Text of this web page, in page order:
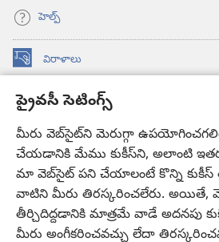
ప్రైవసీ సెటింగ్స్
మీరు వెబ్‌సైట్‌ని మెరుగ్గా
చేయడానికి మేము కుకీస్‌ని, అలాంటి
మా వెబ్‌సైట్‌ పని చేయాలంటే కొన్ని కుకీస్‌
వాటిని మీరు తిరస్కరించలేరు. అయితే,
తీర్చిదిద్దడానికి మాత్రమే వాడే అదనపు
మీరు అంగీకరించవచ్చు లేదా
హెల్ప్‌
విరాళాలు
(కొత్త
ఓపెన్‌ కావలికోట ఆన్‌లైన్‌ లైబ్రరీ
(కొత్త
విండో
ఓపెన్‌
అవుతుంది)
JW Hub®
(కొత్త
విండో
ఓపెన్‌
అవుతుంది)
JW లైబ్రరీ
కావలికోట లైబ్రరీ